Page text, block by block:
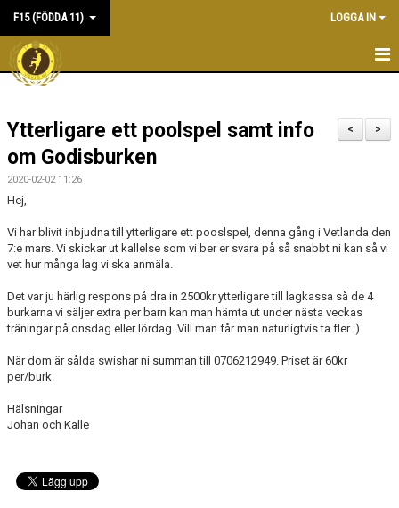
F15 (FÖDDA 11) LOGGA IN
HEM
NYHETER
KALENDER
MATCHER
TRUPPEN
DOKUMENT
KONTAKT
>
<
Ytterligare ett poolspel samt info
om Godisburken
2020-02-02 11:26
Hej,
Vi har blivit inbjudna till ytterligare ett pooslspel, denna gång i Vetlanda den
7:e mars. Vi skickar ut kallelse som vi ber er svara på så snabbt ni kan så vi
vet hur många lag vi ska anmäla.
Det var ju härlig respons på dra in 2500kr ytterligare till lagkassa så de 4
burkarna vi säljer extra per barn kan man hämta ut under nästa veckas
träningar på onsdag eller lördag. Vill man får man naturligtvis ta fler :)
När dom är sålda swishar ni summan till 0706212949. Priset är 60kr
per/burk.
Hälsningar
Johan och Kalle